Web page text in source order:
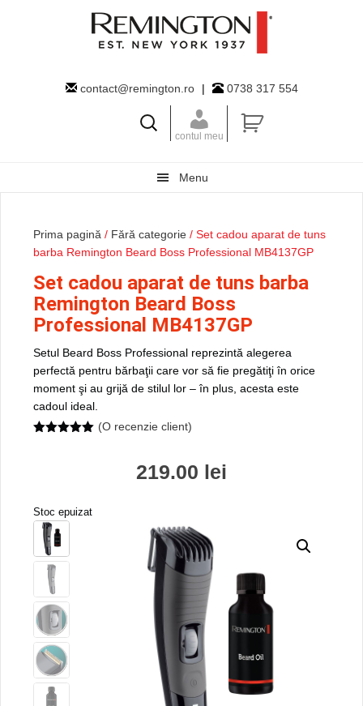
contact@remington.ro
| 0738 317 554
contul meu
Menu
Prima pagină / Fără categorie / Set cadou aparat de tuns
barba Remington Beard Boss Professional MB4137GP
Set cadou aparat de tuns barba
Remington Beard Boss
Professional MB4137GP
Setul Beard Boss Professional reprezintă alegerea
perfectă pentru bărbaţii care vor să fie pregătiţi în orice
moment şi au grijă de stilul lor – în plus, acesta este
cadoul ideal.
(O recenzie client)
219.00 lei
Stoc epuizat